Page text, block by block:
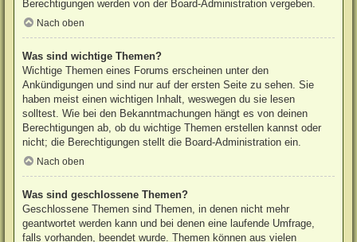
Berechtigungen werden von der Board-Administration vergeben.
Nach oben
Was sind wichtige Themen?
Wichtige Themen eines Forums erscheinen unter den
Ankündigungen und sind nur auf der ersten Seite zu sehen. Sie
haben meist einen wichtigen Inhalt, weswegen du sie lesen
solltest. Wie bei den Bekanntmachungen hängt es von deinen
Berechtigungen ab, ob du wichtige Themen erstellen kannst oder
nicht; die Berechtigungen stellt die Board-Administration ein.
Nach oben
Was sind geschlossene Themen?
Geschlossene Themen sind Themen, in denen nicht mehr
geantwortet werden kann und bei denen eine laufende Umfrage,
falls vorhanden, beendet wurde. Themen können aus vielen